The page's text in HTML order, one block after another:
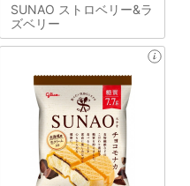
SUNAO ストロベリー&ラ
ズベリー